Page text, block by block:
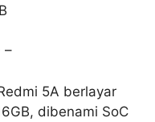
–
5A berlayar
dibenami SoC